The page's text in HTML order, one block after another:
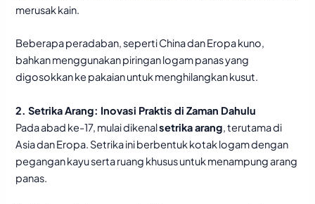
merusak kain.
Beberapa peradaban, seperti China dan Eropa kuno,
bahkan menggunakan piringan logam panas yang
digosokkan ke pakaian untuk menghilangkan kusut.
2. Setrika Arang: Inovasi Praktis di Zaman Dahulu
Pada abad ke-17, mulai dikenalsetrika arang, terutama di
Asia dan Eropa. Setrika ini berbentuk kotak logam dengan
pegangan kayu serta ruang khusus untuk menampung arang
panas.